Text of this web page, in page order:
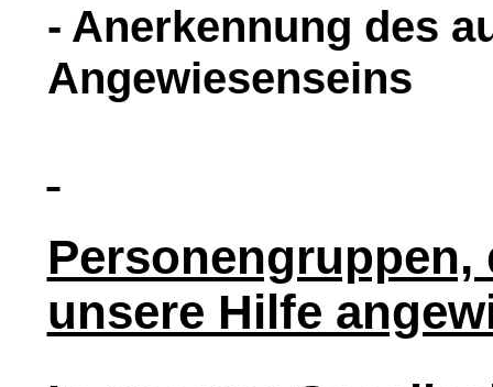
- Anerkennung des
Angewiesenseins
unsere Hilfe